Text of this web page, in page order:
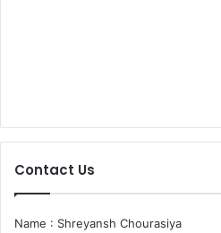
Contact Us
Name : Shreyansh Chourasiya